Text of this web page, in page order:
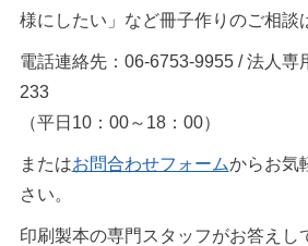
様にしたい」など冊子作りのご相談
電話連絡先：06-6753-9955 / 法人専
233
（平日10：00～18：00）
またはお問合わせフォームからお気
さい。
印刷製本の専門スタッフがお答えし